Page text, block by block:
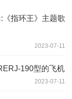
指环王》主题歌
2023-07-11
190型的飞机
2023-07-11